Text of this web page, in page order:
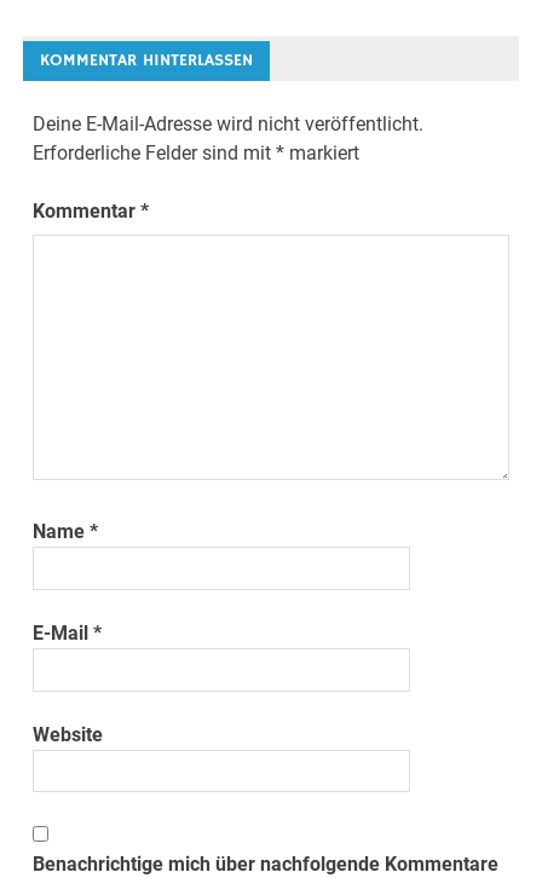
KOMMENTAR HINTERLASSEN
Deine E-Mail-Adresse wird nicht veröffentlicht.
Erforderliche Felder sind mit* markiert
Kommentar*
Name*
E-Mail*
Website
Benachrichtige mich über nachfolgende Kommentare